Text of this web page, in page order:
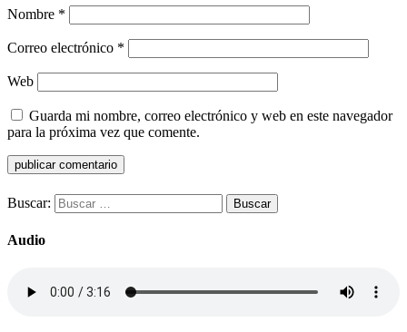
Nombre *
Correo electrónico *
Web
Guarda mi nombre, correo electrónico y web en este navegador
para la próxima vez que comente.
Buscar:
Audio